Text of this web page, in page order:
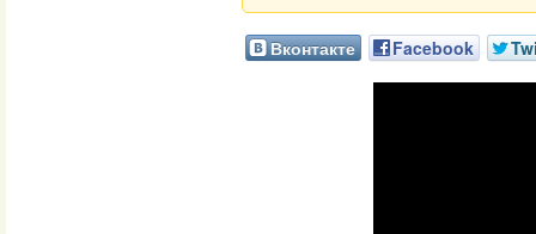
Вконтакте Facebook